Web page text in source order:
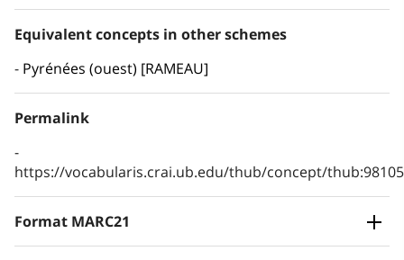
Equivalent concepts in other schemes
Pyrénées (ouest) [RAMEAU]
Permalink
https://vocabularis.crai.ub.edu/thub/concept/
Format MARC21